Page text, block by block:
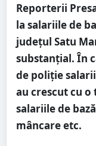
Reporterii
la salariile de
județul Satu
substanțial. În
de poliție
au crescut cu o
salariile de
mâncare etc.